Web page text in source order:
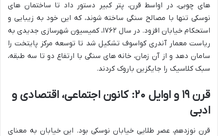
های چوبی، در اواسط قرن، پتر کبیر دستور داد تا ساختمان های
نوسکی تنها با مصالح سنگی ساخته شوند، که این خود به زیبایی و
استحکام خیابان افزود. در سال ۱۷۶۲، کمیسیون شهرسازی جدیدی به
ریاست معمار آندری کواسوف تشکیل شد تا توسعه مرکز پایتخت را
سامان دهد و از آن زمان، خانه های سنگی با ارتفاع دو تا سه طبقه،
سبک کلاسیک را جایگزین باروک کردند.
قرن ۱۹ و اوایل ۲۰: کانون اجتماعی، اقتصادی و
ادبی
قرن نوزدهم، عصر طلایی خیابان نوسکی بود. این خیابان به معنای